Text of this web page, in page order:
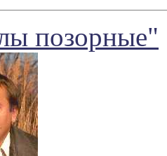
позорные"